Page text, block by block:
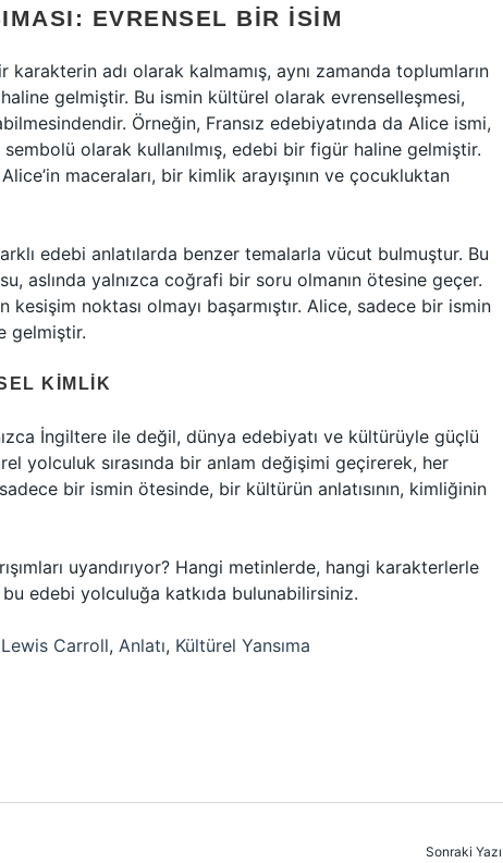
EVRENSEL BIR İSIM
adı olarak kalmamış, aynı zamanda toplumların
gelmiştir. Bu ismin kültürel olarak evrenselleşmesi,
Örneğin, Fransız edebiyatında da Alice ismi,
olarak kullanılmış, edebi bir figür haline gelmiştir.
maceraları, bir kimlik arayışının ve çocukluktan
edebi anlatılarda benzer temalarla vücut bulmuştur. Bu
aslında yalnızca coğrafi bir soru olmanın ötesine geçer.
noktası olmayı başarmıştır. Alice, sadece bir ismin
gelmiştir.
KIMLIK
İngiltere ile değil, dünya edebiyatı ve kültürüyle güçlü
yolculuk sırasında bir anlam değişimi geçirerek, her
bir ismin ötesinde, bir kültürün anlatısının, kimliğinin
uyandırıyor? Hangi metinlerde, hangi karakterlerle
bu edebi yolculuğa katkıda bulunabilirsiniz.
Lewis Carroll, Anlatı, Kültürel Yansıma
Sonraki Yazı